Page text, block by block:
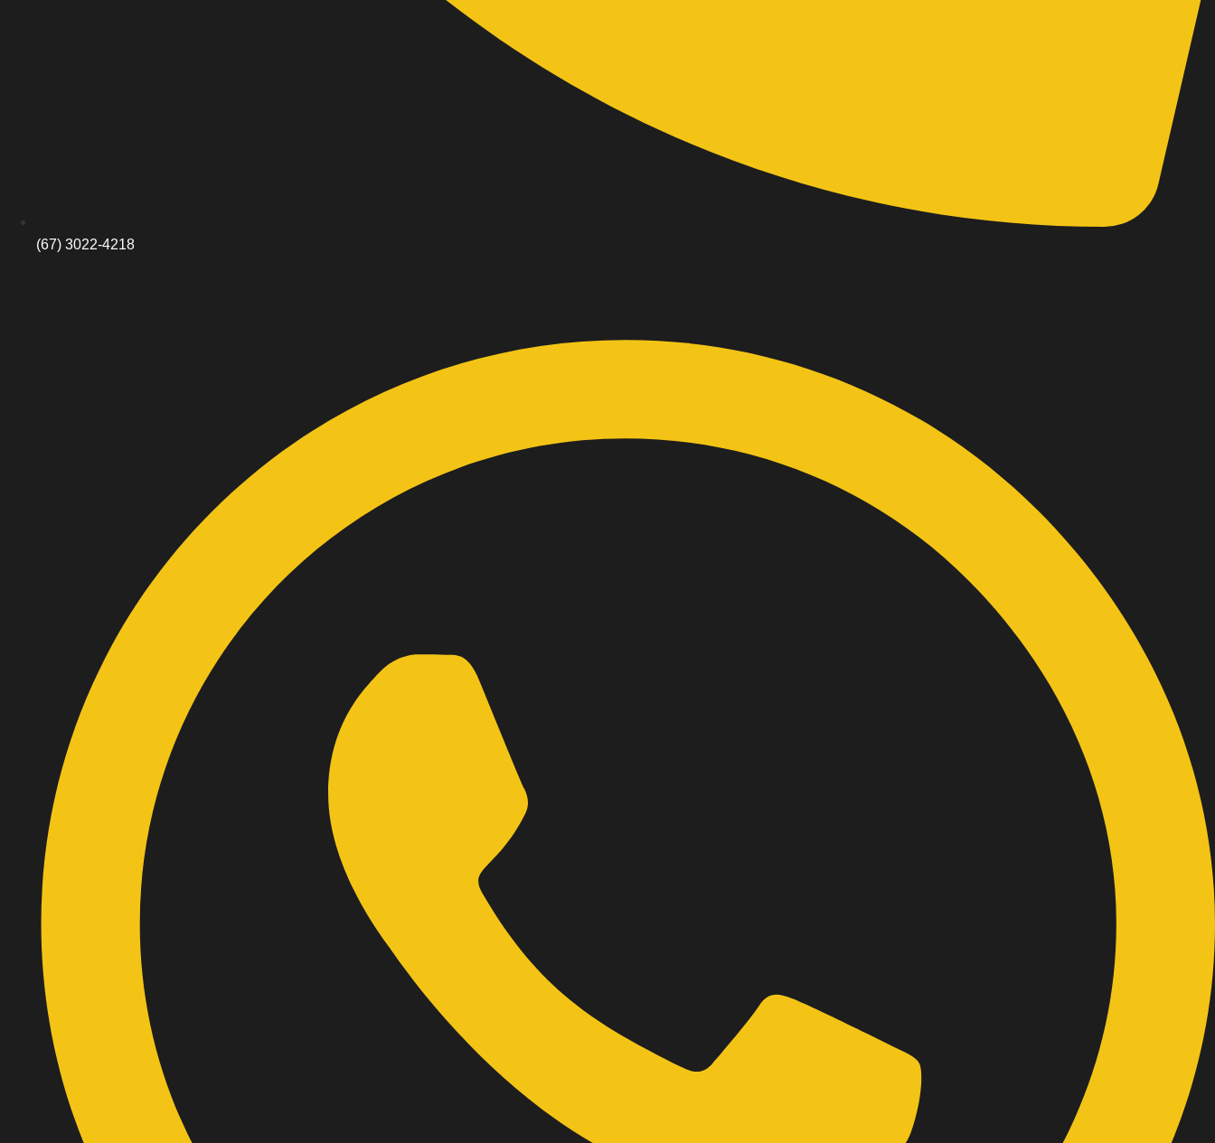
(67) 3022-4218